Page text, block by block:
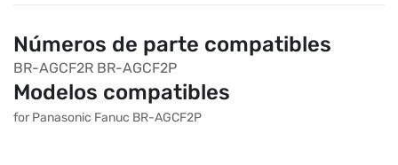
Números de parte compatibles
BR-AGCF2R BR-AGCF2P
Modelos compatibles
for Panasonic Fanuc BR-AGCF2P